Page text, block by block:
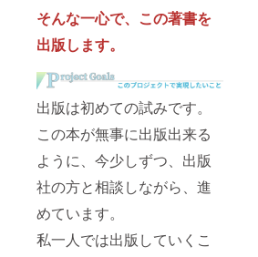
そんな一心で、この著書を
出版します。
出版は初めての試みです。
この本が無事に出版出来る
ように、今少しずつ、出版
社の方と相談しながら、進
めています。
私一人では出版していくこ